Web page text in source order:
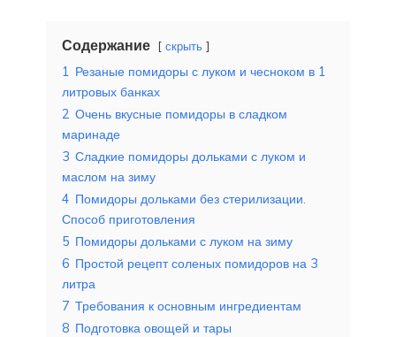
Содержание скрыть
1 Резаные помидоры с луком и чесноком в 1
литровых банках
2 Очень вкусные помидоры в сладком
маринаде
3 Сладкие помидоры дольками с луком и
маслом на зиму
4 Помидоры дольками без стерилизации.
Способ приготовления
5 Помидоры дольками с луком на зиму
6 Простой рецепт соленых помидоров на 3
литра
7 Требования к основным ингредиентам
8 Подготовка овощей и тары